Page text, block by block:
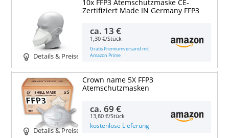
Details & Preise
10x FFP3 Atemschutzmaske CE-
Zertifiziert Made IN Germany FFP3
ca. 13 €
1,30 €/Stück
Gratis Premiumversand mit
Amazon Prime
Details & Preise
Crown name 5X FFP3
Atemschutzmasken
ca.69 €
13,80 €/Stück
kostenlose Lieferung